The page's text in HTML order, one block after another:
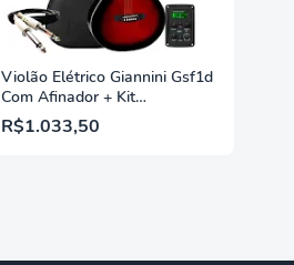
Violão Elétrico Giannini Gsf1d
Com Afinador + Kit
Acessórios
R$1.033,50